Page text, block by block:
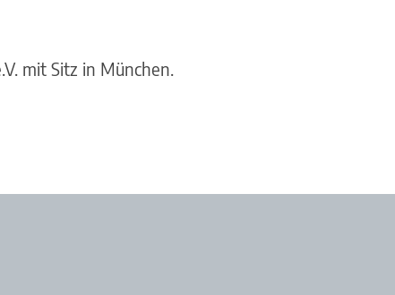
mit Sitz in München.